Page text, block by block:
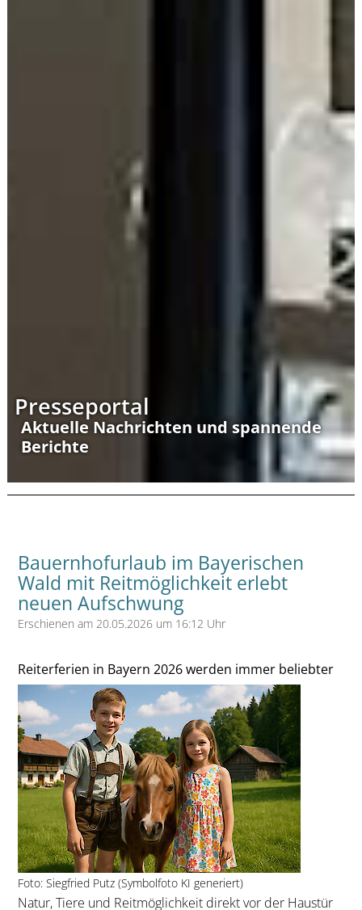
Presseportal
Aktuelle Nachrichten und spannende
Berichte
Bauernhofurlaub im Bayerischen
Wald mit Reitmöglichkeit erlebt
neuen Aufschwung
Erschienen am 20.05.2026 um 16:12 Uhr
Reiterferien in Bayern 2026 werden immer beliebter
Foto: Siegfried Putz (Symbolfoto KI generiert)
Natur, Tiere und Reitmöglichkeit direkt vor der Haustür